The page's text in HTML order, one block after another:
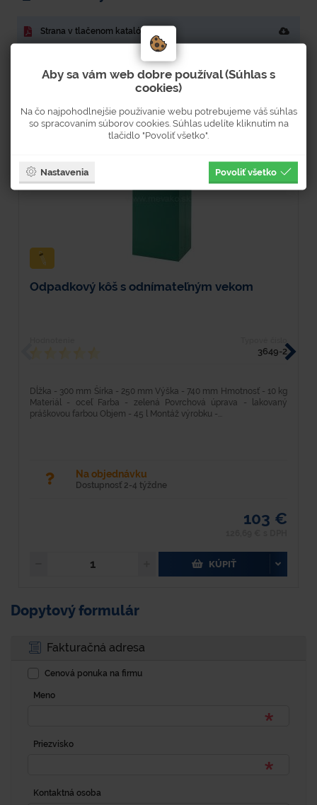
Strana v tlačenom katalógu: 58
Odpadkový kôš s odnímateľným vekom
3649-2
Dĺžka - 300 mm Šírka - 250 mm Výška - 740 mm Hmotnosť - 10 kg
Materiál - oceľ Farba - zelená Povrchová úprava - lakovaný
práškovou farbou Objem - 45 l Montáž výrobku -...
Na objednávku
Dostupnosť 2-4 týždne
103 €
KÚPIŤ
Dopytový formulár
Fakturačná adresa
Cenová ponuka na firmu
Meno
Priezvisko
Kontaktná osoba
Aby sa vám web dobre používal (Súhlas s
cookies)
Na čo najpohodlnejšie používanie webu potrebujeme váš súhlas
so spracovaním súborov cookies. Súhlas udelíte kliknutím na
tlačidlo "Povoliť všetko".
Nastavenia Povoliť všetko